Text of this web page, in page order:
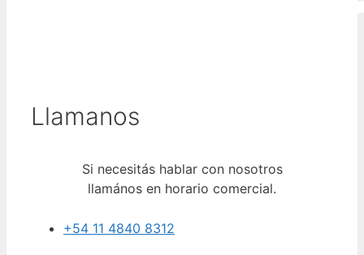
Llamanos
Si necesitás hablar con nosotros
llamános en horario comercial.
+54 11 4840 8312